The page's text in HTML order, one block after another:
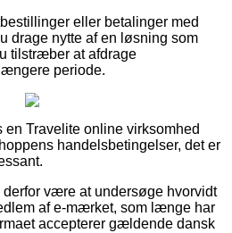
eller betalinger med
drage nytte af en løsning som
tilstræber at afdrage
periode.
en Travelite online virksomhed
handelsbetingelser, det er
være at undersøge hvorvidt
af e-mærket, som længe har
accepterer gældende dansk